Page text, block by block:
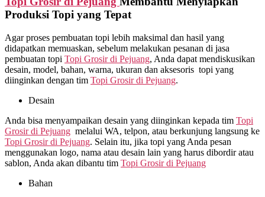
Produksi Topi yang Tepat
Agar proses pembuatan topi lebih maksimal dan hasil yang
didapatkan memuaskan, sebelum melakukan pesanan di jasa
pembuatan topi Topi Grosir di Pejuang, Anda dapat mendiskusikan
desain, model, bahan, warna, ukuran dan aksesoris topi yang
diinginkan dengan tim Topi Grosir di Pejuang.
Desain
Anda bisa menyampaikan desain yang diinginkan kepada tim Topi
Grosir di Pejuang melalui WA, telpon, atau berkunjung langsung ke
Topi Grosir di Pejuang. Selain itu, jika topi yang Anda pesan
menggunakan logo, nama atau desain lain yang harus dibordir atau
sablon, Anda akan dibantu tim Topi Grosir di Pejuang
Bahan